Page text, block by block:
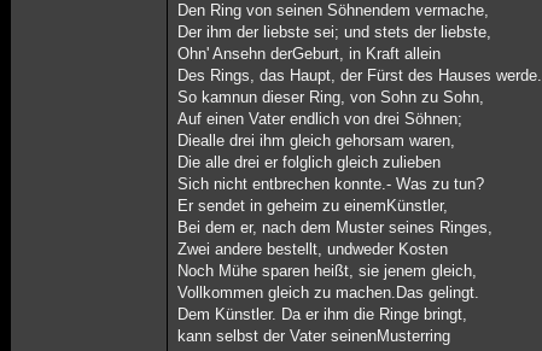
Den Ring von seinen Söhnendem verma­che,
Der ihm der liebste sei; und stets der lieb­ste,
Ohn' Ansehn derGeburt, in Kraft allein
Des Rings, das Haupt, der Fürst des Hauses werde.
So kamnun dieser Ring, von Sohn zu Sohn,
Auf einen Vater endlich von drei Söhnen;
Diealle drei ihm gleich gehorsam waren,
Die alle drei er folglich gleich zulieben
Sich nicht entbrechen konnte.- Was zu tun?
Er sendet in geheim zu einemKünstler,
Bei dem er, nach dem Muster seines Ringes,
Zwei andere bestellt, undweder Kosten
Noch Mühe sparen heißt, sie jenem gleich,
Vollkommen gleich zu machen.Das gelingt.
Dem Künstler. Da er ihm die Ringe bringt,
kann selbst der Vater seinenMusterring